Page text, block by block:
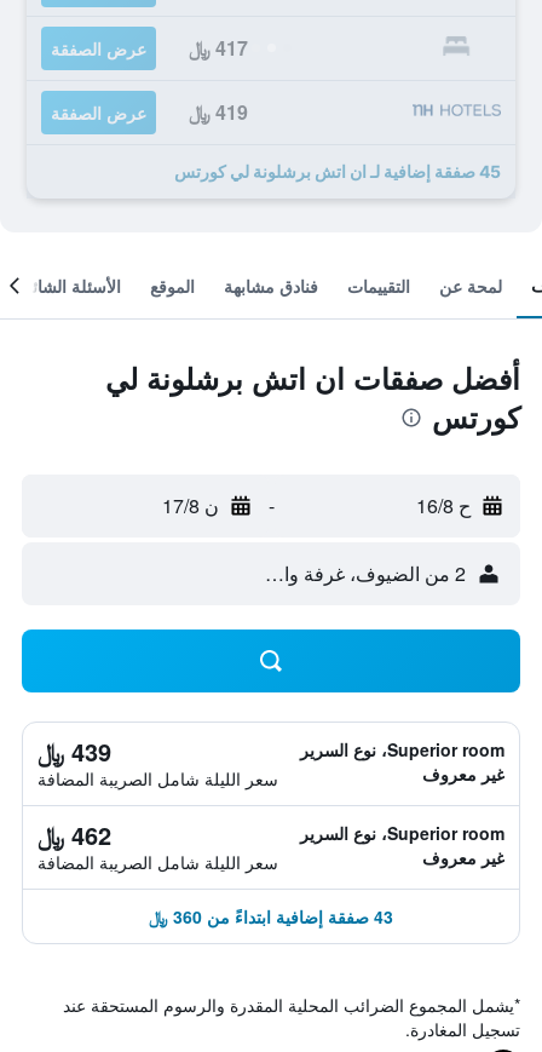
417 ﷼ عرض الصفقة
419 ﷼ عرض الصفقة
45 صفقة إضافية لـ ان اتش برشلونة لي كورتس
لمحة عن التقييمات فنادق مشابهة الموقع الأسئلة الشائعة
أفضل صفقات ان اتش برشلونة لي
كورتس
ح 16/8 - ن 17/8
2 من الضيوف، غرفة واحدة
Superior room، نوع السرير
غير معروف
439 ﷼
سعر الليلة شامل الصريبة المضافة
Superior room، نوع السرير
غير معروف
462 ﷼
سعر الليلة شامل الصريبة المضافة
43 صفقة إضافية ابتداءً من 360 ﷼
*يشمل المجموع الضرائب المحلية المقدرة والرسوم المستحقة عند
تسجيل المغادرة.